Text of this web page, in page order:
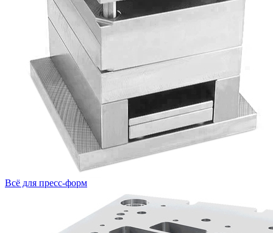
Всё для пресс-форм